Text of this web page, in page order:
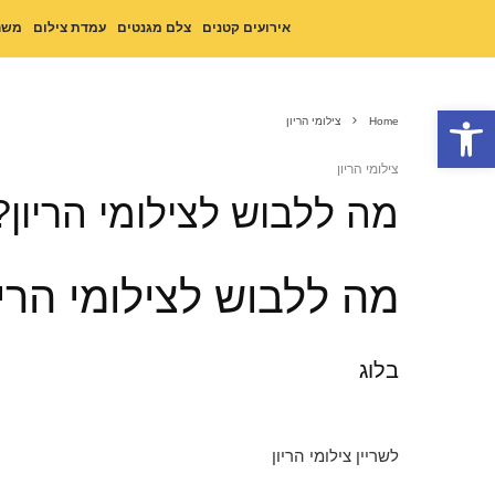
אירועים קטנים צלם מגנטים עמדת צילום
Home צילומי הריון
צילומי הריון
מה ללבוש לצילומי
מה ללבוש לצילומי
בלוג
לשריין צילומי הריון
פתח סרגל נגישות